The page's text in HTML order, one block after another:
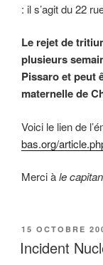
: il s’agit du 22
Le rejet de
plusieurs
Pissaro et peut
maternelle de
Voici le lien de
bas.org/
Merci àle capitan
PUBLIÉ
LE
15 OCTOBRE
Incident